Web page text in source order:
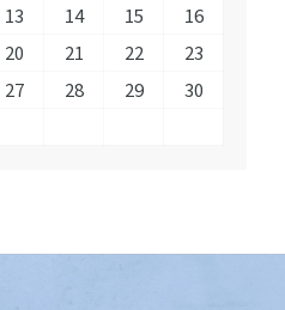
13 14 15
16
20 21 22
23
27 28 29
30